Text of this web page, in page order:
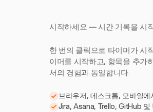
시작하세요 — 시간 기록을 시
한 번의 클릭으로 타이머가 시
이머를 시작하고, 항목을 추가
서의 경험과 동일합니다.
브라우저, 데스크톱, 모바일에
Jira, Asana, Trello, GitHub